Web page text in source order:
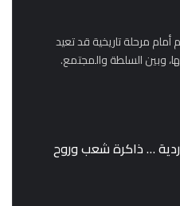
مرحلة تاريخية قد تعيد
وبين السلطة والمجتمع.
… ذاكرة شعب وروح